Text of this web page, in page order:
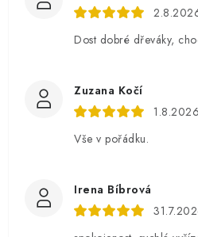
Dost dobré dřeváky,
Zuzana Kočí
1.8.2026
Vše v pořádku.
Irena Bíbrová